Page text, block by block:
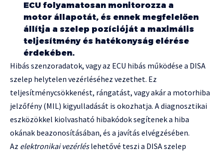
ECU folyamatosan monitorozza a
motor állapotát, és ennek megfelelően
állítja a szelep pozícióját a maximális
teljesítmény és hatékonyság elérése
érdekében.
Hibás szenzoradatok, vagy az ECU hibás működése a DISA
szelep helytelen vezérléséhez vezethet. Ez
teljesítménycsökkenést, rángatást, vagy akár a motorhiba
jelzőfény (MIL) kigyulladását is okozhatja. A diagnosztikai
eszközökkel kiolvasható hibakódok segítenek a hiba
okának beazonosításában, és a javítás elvégzésében.
Az elektronikai vezérléslehetővé teszi a DISA szelep